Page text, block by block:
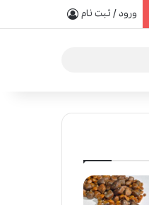
ورود / ثبت نام